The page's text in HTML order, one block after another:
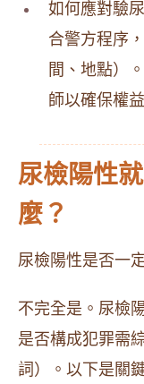
如何應對驗
合警方程序
間、地點）
師以確保權益
尿檢陽性
麼？
尿檢陽性是否一
不完全是。尿檢
是否構成犯罪需
詞）。以下是關